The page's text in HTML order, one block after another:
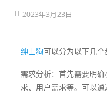
2023年3月23日
绅士狗可以分为以下几个
需求分析：首先需要明
求、用户需求等。可以